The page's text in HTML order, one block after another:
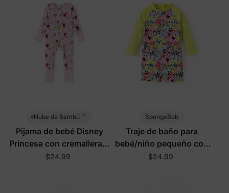
Nube de Bambú ™
Pijama de bebé Disney
Princesa con cremallera 2
en 1 rosa
$24.99
SpongeBob
Traje de baño para
bebé/niño pequeño con
estampado integral a
$24.99